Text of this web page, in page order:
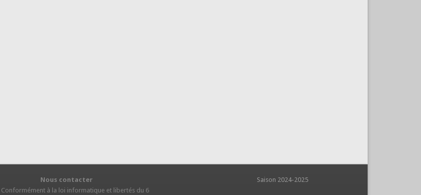
Nous contacter
Conformément à la loi informatique et libertés du 6
Saison 2024-2025